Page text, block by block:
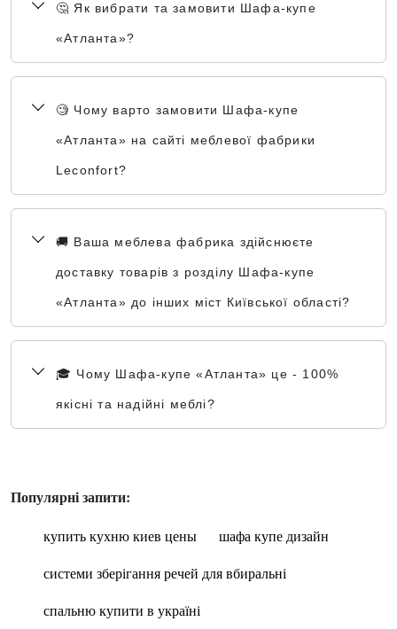
🤔 Як вибрати та замовити Шафа-купе
«Атланта»?
🧐 Чому варто замовити Шафа-купе
«Атланта» на сайті меблевої фабрики
Leconfort?
🚚 Ваша меблева фабрика здійснюєте
доставку товарів з розділу Шафа-купе
«Атланта» до інших міст Київської області?
🎓 Чому Шафа-купе «Атланта» це - 100%
якісні та надійні меблі?
Популярні запити:
купить кухню киев цены
шафа купе дизайн
системи зберігання речей для вбиральні
спальню купити в україні